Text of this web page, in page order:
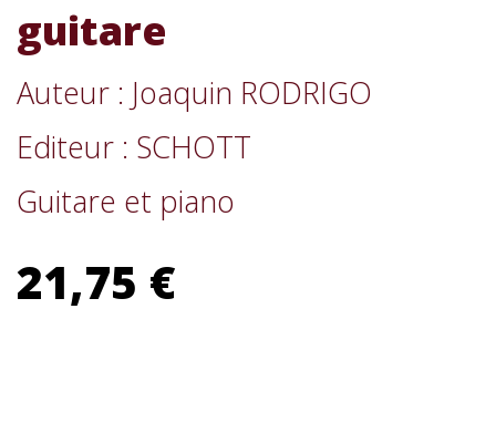
guitare
Auteur : Joaquin RODRIGO
Editeur : SCHOTT
Guitare et piano
21,75 €